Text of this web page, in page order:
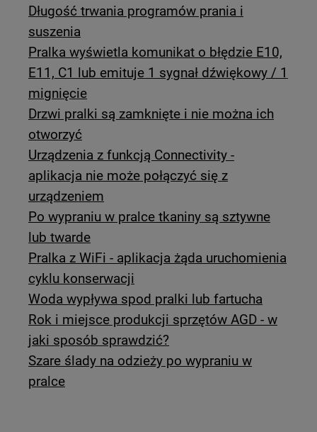
Długość trwania programów prania i
suszenia
Pralka wyświetla komunikat o błędzie E10,
E11, C1 lub emituje 1 sygnał dźwiękowy / 1
mignięcie
Drzwi pralki są zamknięte i nie można ich
otworzyć
Urządzenia z funkcją Connectivity -
aplikacja nie może połączyć się z
urządzeniem
Po wypraniu w pralce tkaniny są sztywne
lub twarde
Pralka z WiFi - aplikacja żąda uruchomienia
cyklu konserwacji
Woda wypływa spod pralki lub fartucha
Rok i miejsce produkcji sprzętów AGD - w
jaki sposób sprawdzić?
Szare ślady na odzieży po wypraniu w
pralce